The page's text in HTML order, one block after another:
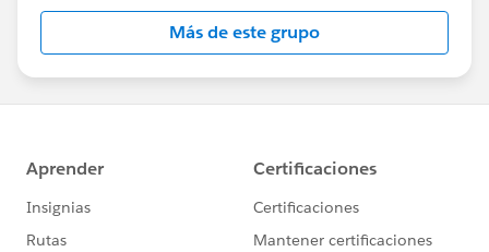
Account Engagement(旧Pardot)に関する総合コミ
ュニティとしてお役立てください！
https://www.salesforce.com/jp/products/pardot
/overview
このグループは株式会社セールスフォース・ジャパ
ンの社員によって管理、運営されています。
「Trailblazer Community オンライン行動規範」に
Más de este grupo